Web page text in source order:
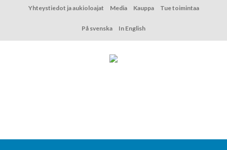
Yhteystiedot ja aukioloajat Media Kauppa Tue toimintaa
På svenska In English